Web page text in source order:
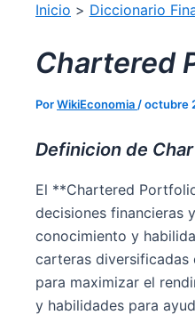
Inicio Diccionario
Chartered
PorWikiEconomia /octubre
Definicion de
El **Chartered
decisiones financieras
conocimiento y
carteras diversificadas
para maximizar el
y habilidades para